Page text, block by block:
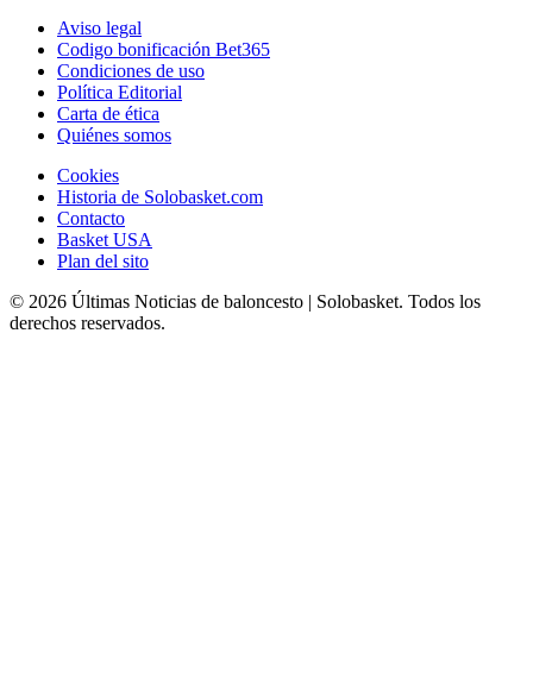
Aviso legal
Codigo bonificación Bet365
Condiciones de uso
Política Editorial
Carta de ética
Quiénes somos
Cookies
Historia de Solobasket.com
Contacto
Basket USA
Plan del sito
© 2026 Últimas Noticias de baloncesto | Solobasket. Todos los
derechos reservados.